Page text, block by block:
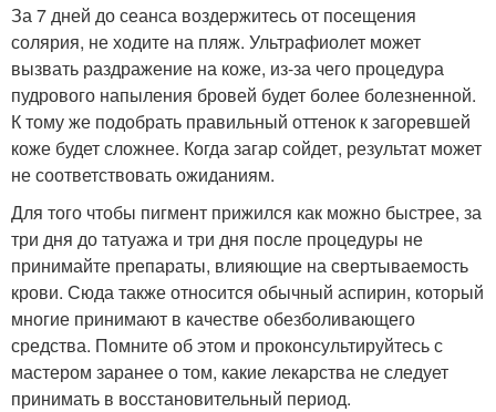
За 7 дней до сеанса воздержитесь от посещения
солярия, не ходите на пляж. Ультрафиолет может
вызвать раздражение на коже, из-за чего процедура
пудрового напыления бровей будет более болезненной.
К тому же подобрать правильный оттенок к загоревшей
коже будет сложнее. Когда загар сойдет, результат может
не соответствовать ожиданиям.
Для того чтобы пигмент прижился как можно быстрее, за
три дня до татуажа и три дня после процедуры не
принимайте препараты, влияющие на свертываемость
крови. Сюда также относится обычный аспирин, который
многие принимают в качестве обезболивающего
средства. Помните об этом и проконсультируйтесь с
мастером заранее о том, какие лекарства не следует
принимать в восстановительный период.